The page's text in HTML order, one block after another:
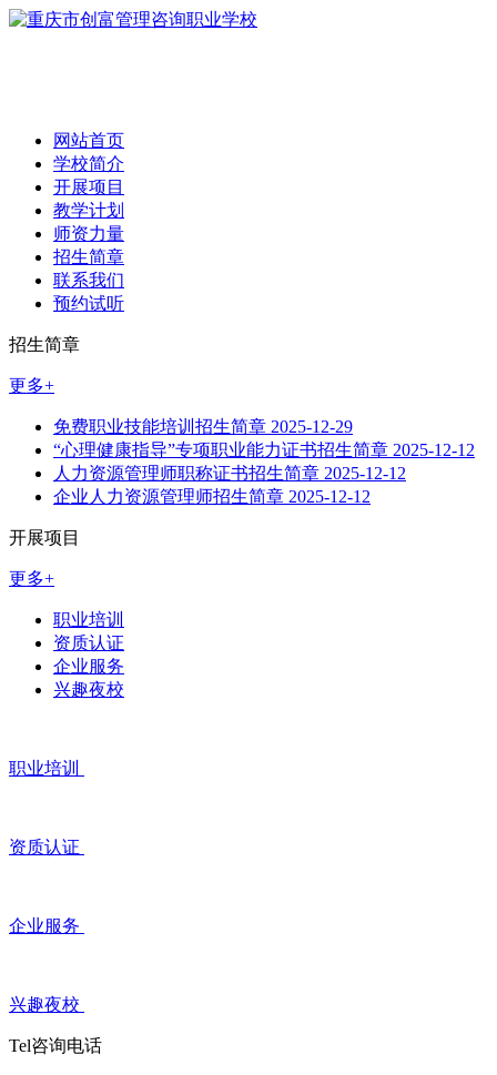
网站首页
学校简介
开展项目
教学计划
师资力量
招生简章
联系我们
预约试听
招生简章
更多+
免费职业技能培训招生简章 2025-12-29
“心理健康指导”专项职业能力证书招生简章 2025-12-12
人力资源管理师职称证书招生简章 2025-12-12
企业人力资源管理师招生简章 2025-12-12
开展项目
更多+
职业培训
资质认证
企业服务
兴趣夜校
职业培训
资质认证
企业服务
兴趣夜校
Tel咨询电话